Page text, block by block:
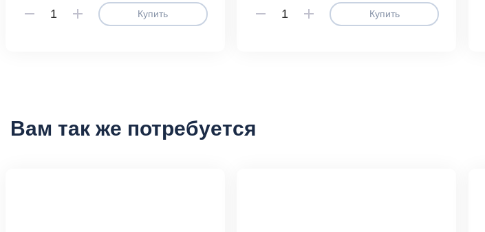
Купить Купить
Вам так же потребуется